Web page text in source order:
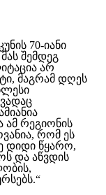
70-იანი
შემდეგ
არ
მაგრამ დღეს
ამ რეგიონის
რომ ეს
დიდი წყარო,
და აწვდის